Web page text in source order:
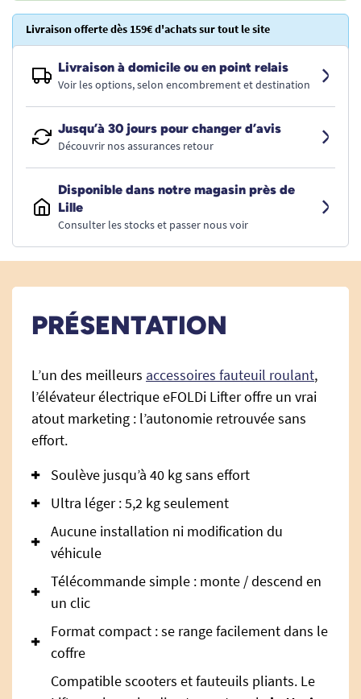
Livraison offerte dès 159€ d'achats sur tout le site
Livraison à domicile ou en point relais
Voir les options, selon encombrement et destination
Jusqu’à 30 jours pour changer d’avis
Découvrir nos assurances retour
Disponible dans notre magasin près de
Lille
Consulter les stocks et passer nous voir
PRÉSENTATION
L’un des meilleurs accessoires fauteuil roulant,
l’élévateur électrique eFOLDi Lifter offre un vrai
atout marketing : l’autonomie retrouvée sans
effort.
Soulève jusqu’à 40 kg sans effort
Ultra léger : 5,2 kg seulement
Aucune installation ni modification du
véhicule
Télécommande simple : monte / descend en
un clic
Format compact : se range facilement dans le
coffre
Compatible scooters et fauteuils pliants. Le